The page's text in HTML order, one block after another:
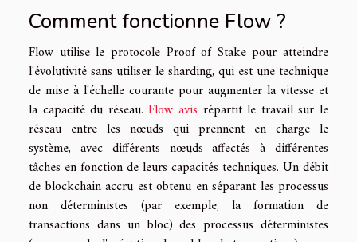
Comment fonctionne Flow ?
Flow utilise le protocole Proof of Stake pour atteindre
l'évolutivité sans utiliser le sharding, qui est une technique
de mise à l'échelle courante pour augmenter la vitesse et
la capacité du réseau.Flow avis répartit le travail sur le
réseau entre les nœuds qui prennent en charge le
système, avec différents nœuds affectés à différentes
tâches en fonction de leurs capacités techniques. Un débit
de blockchain accru est obtenu en séparant les processus
non déterministes (par exemple, la formation de
transactions dans un bloc) des processus déterministes